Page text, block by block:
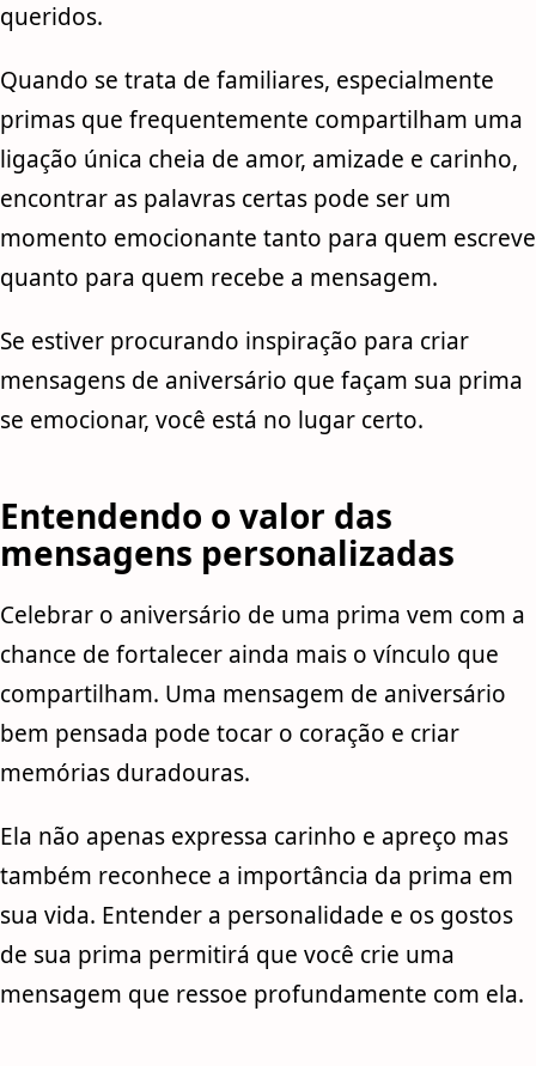
queridos.
Quando se trata de familiares, especialmente
primas que frequentemente compartilham uma
ligação única cheia de amor, amizade e carinho,
encontrar as palavras certas pode ser um
momento emocionante tanto para quem escreve
quanto para quem recebe a mensagem.
Se estiver procurando inspiração para criar
mensagens de aniversário que façam sua prima
se emocionar, você está no lugar certo.
Entendendo o valor das
mensagens personalizadas
Celebrar o aniversário de uma prima vem com a
chance de fortalecer ainda mais o vínculo que
compartilham. Uma mensagem de aniversário
bem pensada pode tocar o coração e criar
memórias duradouras.
Ela não apenas expressa carinho e apreço mas
também reconhece a importância da prima em
sua vida. Entender a personalidade e os gostos
de sua prima permitirá que você crie uma
mensagem que ressoe profundamente com ela.